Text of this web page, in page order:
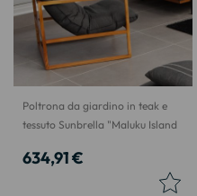
Poltrona da giardino in teak e
tessuto Sunbrella "Maluku Island
634,91 €